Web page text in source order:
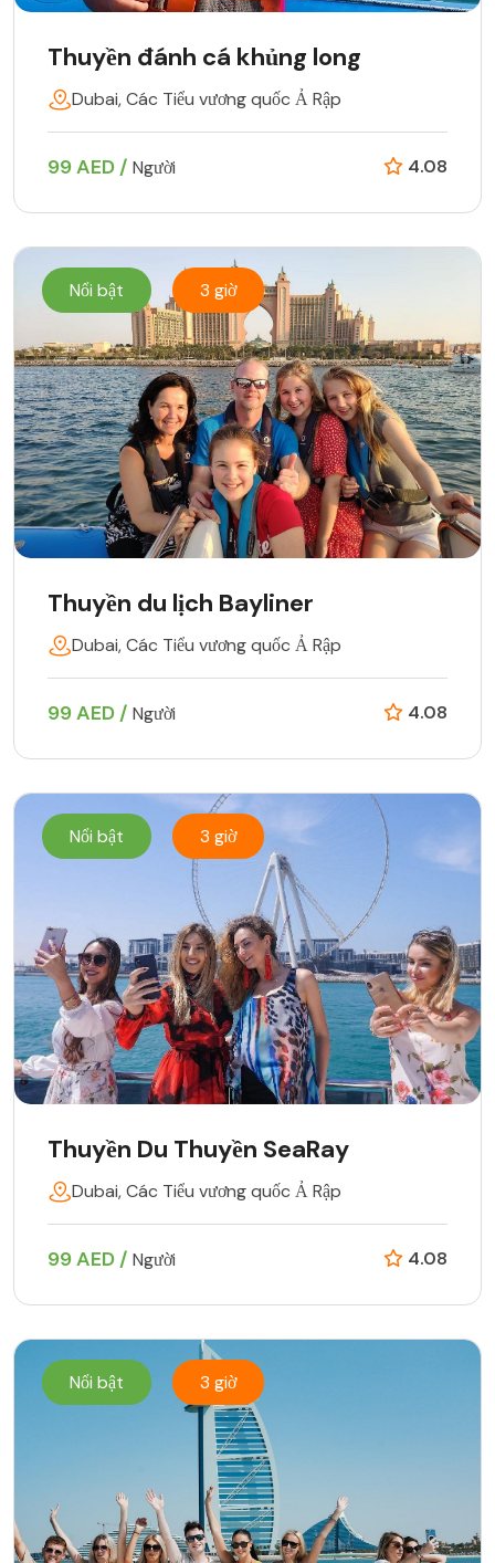
Thuyền đánh cá khủng long
Dubai, Các Tiểu vương quốc Ả Rập
99 AED / Người 4.08
Nổi bật 3 giờ
Thuyền du lịch Bayliner
Dubai, Các Tiểu vương quốc Ả Rập
99 AED / Người 4.08
Nổi bật 3 giờ
Thuyền Du Thuyền SeaRay
Dubai, Các Tiểu vương quốc Ả Rập
99 AED / Người 4.08
Nổi bật 3 giờ